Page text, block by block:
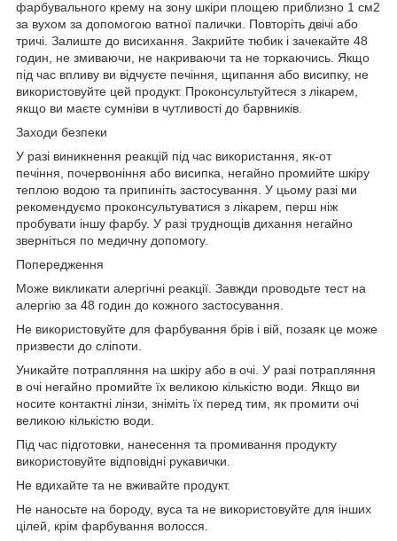
фарбувального крему на зону шкіри площею приблизно 1 см2
за вухом за допомогою ватної палички. Повторіть двічі або
тричі. Залиште до висихання. Закрийте тюбик і зачекайте 48
годин, не змиваючи, не накриваючи та не торкаючись. Якщо
під час впливу ви відчуєте печіння, щипання або висипку, не
використовуйте цей продукт. Проконсультуйтеся з лікарем,
якщо ви маєте сумніви в чутливості до барвників.
Заходи безпеки
У разі виникнення реакцій під час використання, як-от
печіння, почервоніння або висипка, негайно промийте шкіру
теплою водою та припиніть застосування. У цьому разі ми
рекомендуємо проконсультуватися з лікарем, перш ніж
пробувати іншу фарбу. У разі труднощів дихання негайно
зверніться по медичну допомогу.
Попередження
Може викликати алергічні реакції. Завжди проводьте тест на
алергію за 48 годин до кожного застосування.
Не використовуйте для фарбування брів і вій, позаяк це може
призвести до сліпоти.
Уникайте потрапляння на шкіру або в очі. У разі потрапляння
в очі негайно промийте їх великою кількістю води. Якщо ви
носите контактні лінзи, зніміть їх перед тим, як промити очі
великою кількістю води.
Під час підготовки, нанесення та промивання продукту
використовуйте відповідні рукавички.
Не вдихайте та не вживайте продукт.
Не наносьте на бороду, вуса та не використовуйте для інших
цілей, крім фарбування волосся.